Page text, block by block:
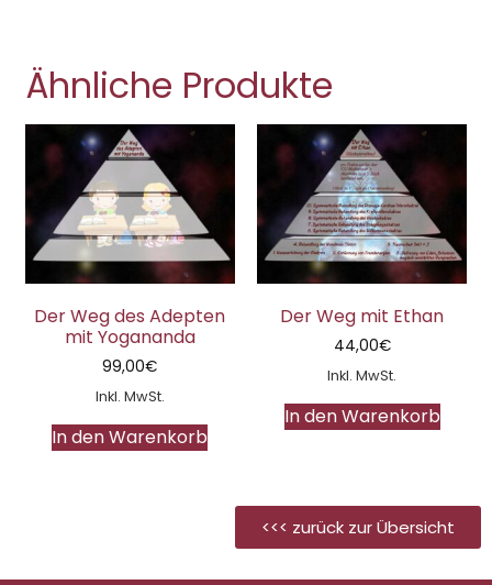
Ähnliche Produkte
Der Weg des Adepten
mit Yogananda
99,00€
Inkl. MwSt.
In den Warenkorb
Der Weg mit Ethan
44,00€
Inkl. MwSt.
In den Warenkorb
<<< zurück zur Übersicht